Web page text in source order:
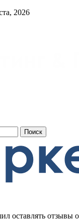
2026
оставлять отзывы